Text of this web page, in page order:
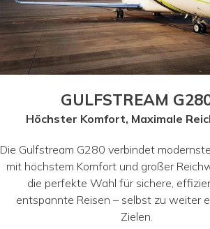
GULFSTREAM
Höchster Komfort, Maximale
Die Gulfstream G280 verbindet
mit höchstem Komfort und großer
die perfekte Wahl für sichere,
entspannte Reisen – selbst zu weiter
Zielen.